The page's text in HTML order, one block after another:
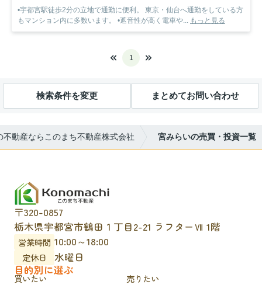
•宇都宮駅徒歩2分の立地で通勤に便利。 東京・仙台へ通勤をしている方
もマンション内に多数います。 •遮音性が高く電車や...
もっと見る
1
検索条件を変更 まとめてお問い合わせ
不動産ならこのまち不動産株式会社 宮みらいの売買・投資一覧
〒320-0857
栃木県宇都宮市鶴田１丁目2-21 ラフターⅦ 1階
営業時間 10:00～18:00
定休日
水曜日
目的別に選ぶ
買いたい 売りたい